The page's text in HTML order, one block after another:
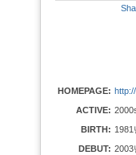
HOMEPAGE:
ACTIVE:
BIRTH:
DEBUT: 2003